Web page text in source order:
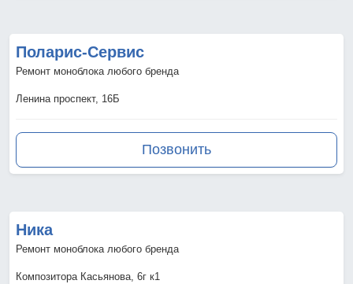
Поларис-Сервис
Ремонт моноблока любого бренда
Ленина проспект, 16Б
Позвонить
Ника
Ремонт моноблока любого бренда
Композитора Касьянова, 6г к1